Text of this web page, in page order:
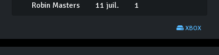
Robin Masters 11 juil. 1
XBOX